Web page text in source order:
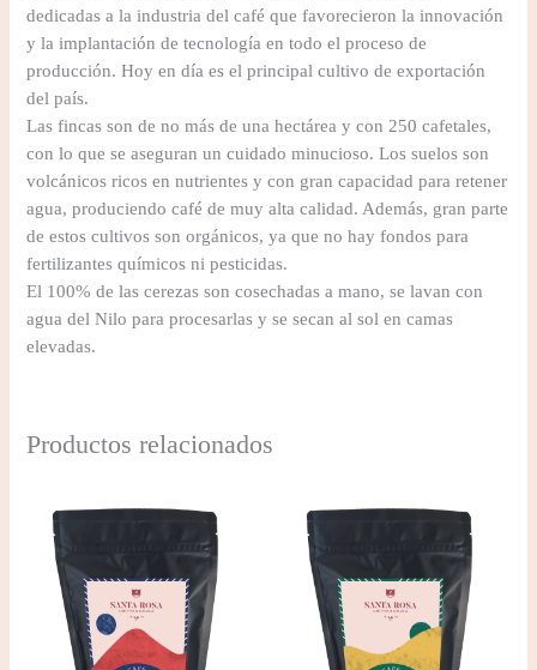
dedicadas a la industria del café que favorecieron la innovación
y la implantación de tecnología en todo el proceso de
producción. Hoy en día es el principal cultivo de exportación
del país.
Las fincas son de no más de una hectárea y con 250 cafetales,
con lo que se aseguran un cuidado minucioso. Los suelos son
volcánicos ricos en nutrientes y con gran capacidad para retener
agua, produciendo café de muy alta calidad. Además, gran parte
de estos cultivos son orgánicos, ya que no hay fondos para
fertilizantes químicos ni pesticidas.
El 100% de las cerezas son cosechadas a mano, se lavan con
agua del Nilo para procesarlas y se secan al sol en camas
elevadas.
Productos relacionados